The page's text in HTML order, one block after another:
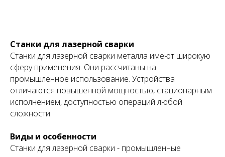
Станки для лазерной сварки
Станки для лазерной сварки металла имеют широкую
сферу применения. Они рассчитаны на
промышленное использование. Устройства
отличаются повышенной мощностью, стационарным
исполнением, доступностью операций любой
сложности.
Виды и особенности
Станки для лазерной сварки - промышленные